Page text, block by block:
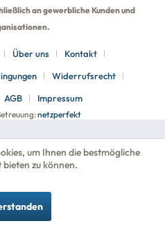
an gewerbliche Kunden und
Über uns
Kontakt
Widerrufsrecht
AGB Impressum
netzperfekt
um Ihnen die bestmögliche
zu können.